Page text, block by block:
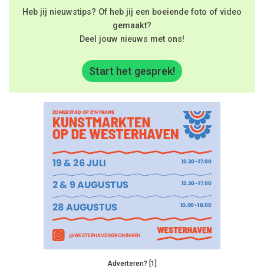
Heb jij nieuwstips? Of heb jij een boeiende foto of video
gemaakt?
Deel jouw nieuws met ons!
Start het gesprek!
Adverteren? [1]